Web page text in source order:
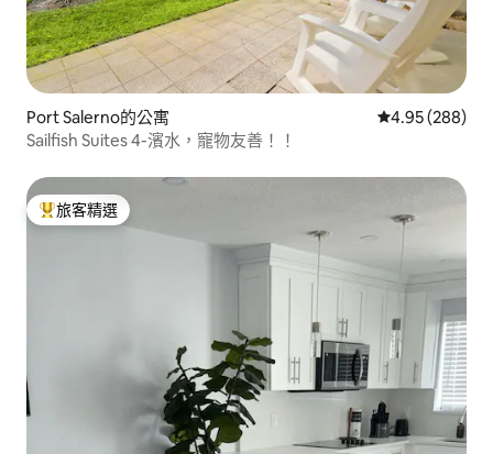
Port Salerno的公寓 從 288 則評價
4.95 (288)
Sailfish Suites 4-濱水，寵物友善！！
旅客精選榜首
旅客精選